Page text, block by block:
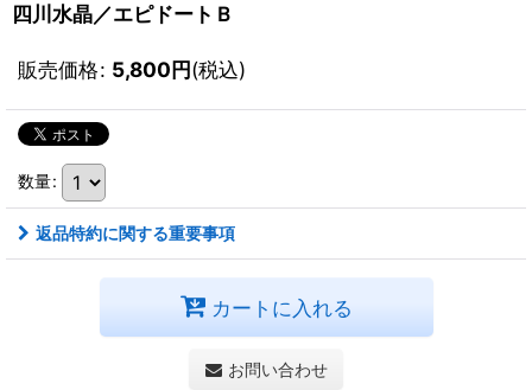
四川水晶／エピドートＢ
販売価格: 5,800円(税込)
数量:
返品特約に関する重要事項
カートに入れる
お問い合わせ